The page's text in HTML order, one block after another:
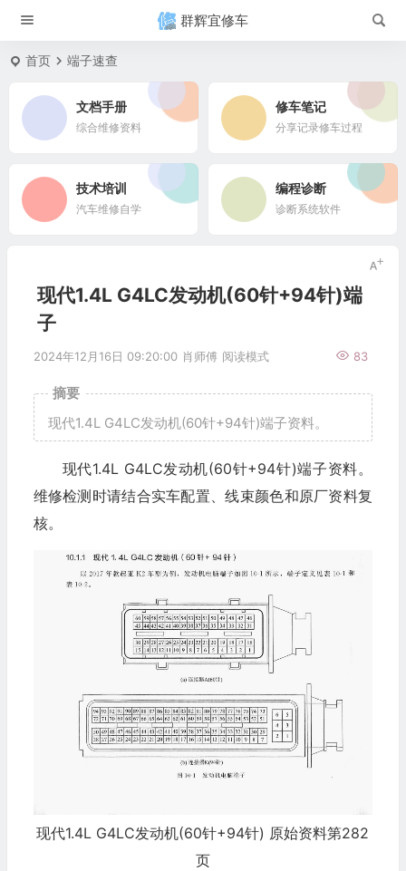
群辉宜修车
首页 端子速查
文档手册
综合维修资料
修车笔记
分享记录修车过程
技术培训
汽车维修自学
编程诊断
诊断系统软件
现代1.4L G4LC发动机(60针+94针)端
子
2024年12月16日 09:20:00 肖师傅 83
阅读模式
摘要
现代1.4L G4LC发动机(60针+94针)端子资料。
现代1.4L G4LC发动机(60针+94针)端子资料。
维修检测时请结合实车配置、线束颜色和原厂资料复
核。
现代1.4L G4LC发动机(60针+94针) 原始资料第282
页